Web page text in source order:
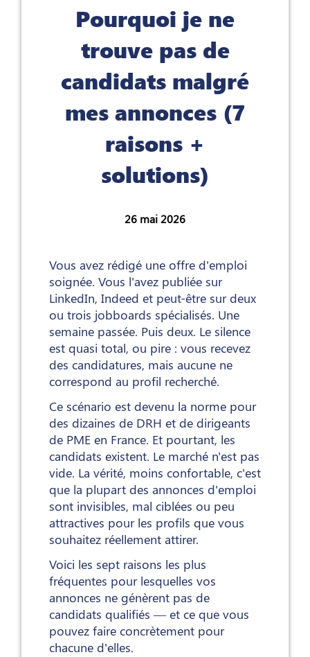
Pourquoi je ne
trouve pas de
candidats malgré
mes annonces (7
raisons +
solutions)
26 mai 2026
Vous avez rédigé une offre d'emploi
soignée. Vous l'avez publiée sur
LinkedIn, Indeed et peut-être sur deux
ou trois jobboards spécialisés. Une
semaine passée. Puis deux. Le silence
est quasi total, ou pire : vous recevez
des candidatures, mais aucune ne
correspond au profil recherché.
Ce scénario est devenu la norme pour
des dizaines de DRH et de dirigeants
de PME en France. Et pourtant, les
candidats existent. Le marché n'est pas
vide. La vérité, moins confortable, c'est
que la plupart des annonces d'emploi
sont invisibles, mal ciblées ou peu
attractives pour les profils que vous
souhaitez réellement attirer.
Voici les sept raisons les plus
fréquentes pour lesquelles vos
annonces ne génèrent pas de
candidats qualifiés — et ce que vous
pouvez faire concrètement pour
chacune d'elles.